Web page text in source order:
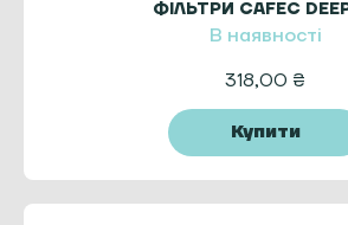
ФІЛЬТРИ CAFEC
В наявності
318,00 ₴
Купити